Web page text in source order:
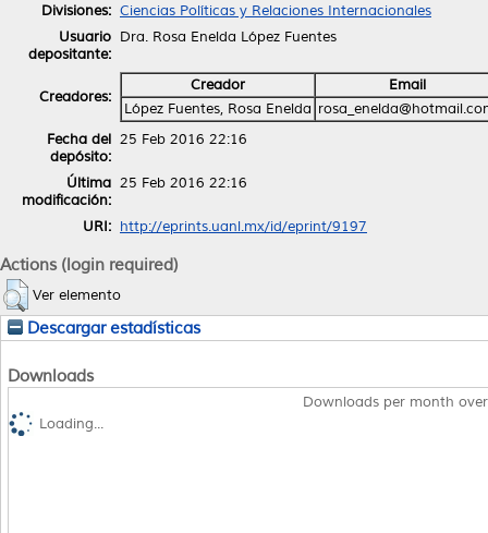
Divisiones: Ciencias Políticas y Relaciones Internacionales
Usuario
depositante:
Dra. Rosa Enelda López Fuentes
Creadores:
Creador
Email
López Fuentes, Rosa Enelda
Fecha del
depósito:
25 Feb 2016 22:16
Última
modificación:
25 Feb 2016 22:16
URI: http://eprints.uanl.mx/id/eprint/9197
Actions (login required)
Ver elemento
Descargar estadísticas
Downloads
Downloads per month
Loading...